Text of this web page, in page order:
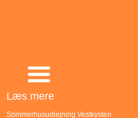
Læs mere
Sommerhusudlejning Vestkysten